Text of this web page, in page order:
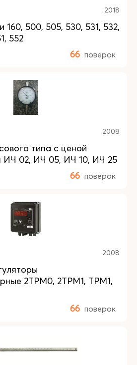
2018
160, 500, 505, 530, 531, 532,
552
66 поверок
2008
типа с ценой
ИЧ 02, ИЧ 05, ИЧ 10, ИЧ 25
66 поверок
2008
2ТРМ0, 2ТРМ1, ТРМ1,
66 поверок